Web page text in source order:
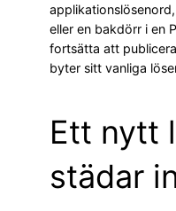
eller en bakdörr i en
fortsätta att
byter sitt vanliga
Ett nytt
städar